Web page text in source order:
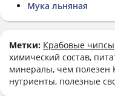
Мука льняная
Метки: Крабовые чипсы
химический состав,
минералы, чем полезен
нутриенты, полезные